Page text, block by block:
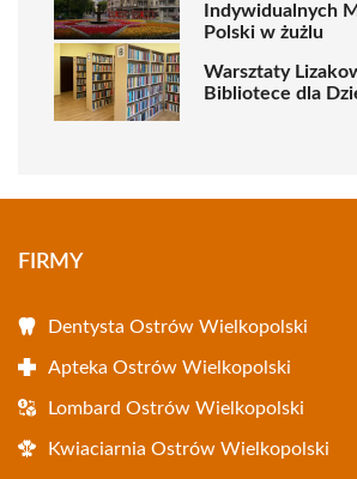
Indywidualnych
Polski w żużlu
Warsztaty
Bibliotece dla
FIRMY
Dentysta Ostrów Wielkopolski
Apteka Ostrów Wielkopolski
Lombard Ostrów Wielkopolski
Kwiaciarnia Ostrów Wielkopolski